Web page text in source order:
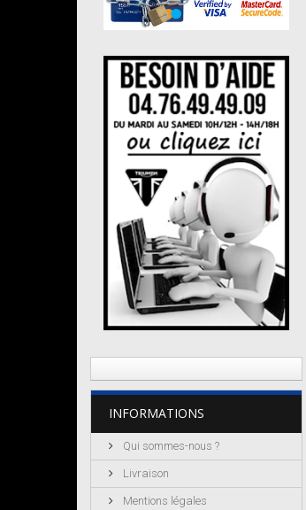
INFORMATIONS
Qui sommes-nous ?
Livraison
Mentions légales